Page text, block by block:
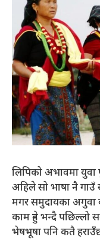
लिपिको अभावमा युवा
अहिले सो भाषा नै गाउँ
मगर समुदायका अगुवा
काम हुने भन्दै
भेषभूषा पनि कतै